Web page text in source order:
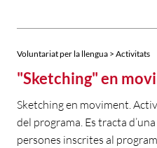
Voluntariat per la llengua > Activitats
"Sketching" en
Sketching en moviment.
del programa. Es tracta
persones inscrites al